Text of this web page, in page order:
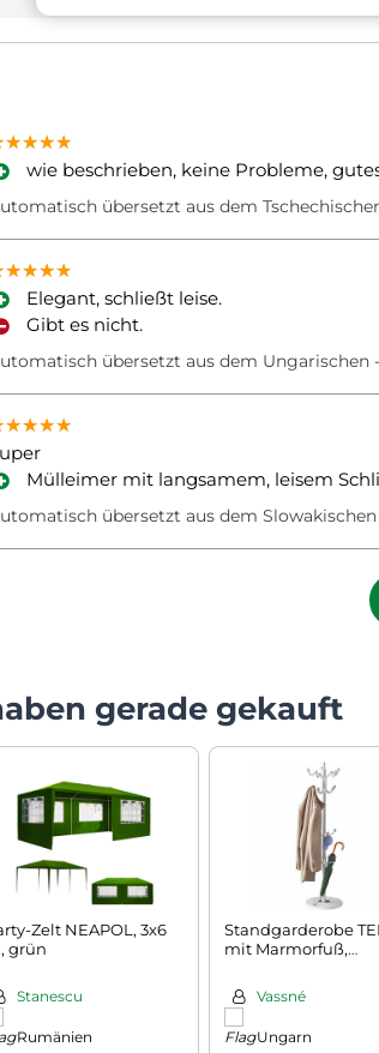
wie beschrieben, keine Probleme,
übersetzt aus dem
Elegant, schließt leise.
Gibt es nicht.
übersetzt aus dem Ungarischen
Mülleimer mit langsamem, leisem
übersetzt aus dem Slowakischen
gerade gekauft
Zelt NEAPOL, 3x6
grün
Stanescu
Rumänien
Standgarderobe
mit Marmorfuß,
Vassné
Ungarn